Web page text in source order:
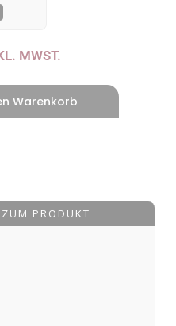
MWST.
Warenkorb
PRODUKT